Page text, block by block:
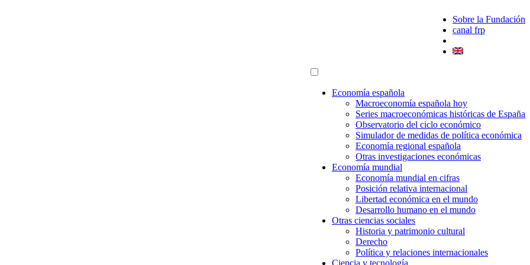
Sobre la Fundación
canal frp
Economía española
Macroeconomía española hoy
Series macroeconómicas históricas de España
Observatorio del ciclo económico
Simulador de medidas de política económica
Economía regional española
Otras investigaciones económicas
Economía mundial
Economía mundial en cifras
Posición relativa internacional
Libertad económica en el mundo
Desarrollo humano en el mundo
Otras ciencias sociales
Historia y patrimonio cultural
Derecho
Política y relaciones internacionales
Ciencia y tecnología